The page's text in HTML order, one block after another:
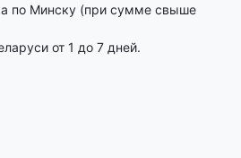
по Минску (при сумме свыше
от 1 до 7 дней.